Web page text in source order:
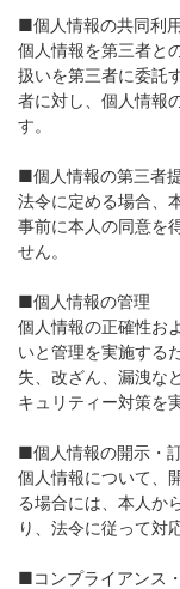
■個人情報の共同利
個人情報を第三者と
扱いを第三者に委託
者に対し、個人情報
す。
■個人情報の第三者
法令に定める場合、
事前に本人の同意を
せん。
■個人情報の管理
個人情報の正確性お
いと管理を実施する
失、改ざん、漏洩な
キュリティー対策を
■個人情報の開示・
個人情報について、
る場合には、本人か
り、法令に従って対
■コンプライアンス